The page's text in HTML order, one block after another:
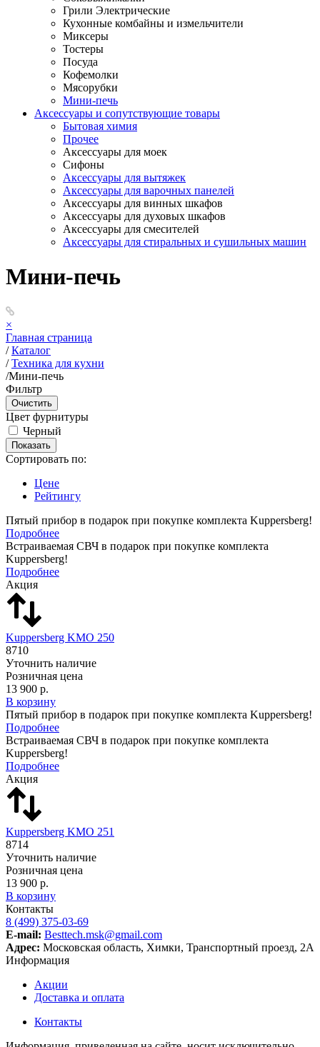
Грили Электрические
Кухонные комбайны и измельчители
Миксеры
Тостеры
Посуда
Кофемолки
Мясорубки
Мини-печь
Аксессуары и сопутствующие товары
Бытовая химия
Прочее
Аксессуары для моек
Сифоны
Аксессуары для вытяжек
Аксессуары для варочных панелей
Аксессуары для винных шкафов
Аксессуары для духовых шкафов
Аксессуары для смесителей
Аксессуары для стиральных и сушильных машин
Мини-печь
×
Главная страница
/ Каталог
/ Техника для кухни
/Мини-печь
Фильтр
Цвет фурнитуры
Черный
Сортировать по:
Цене
Рейтингу
Пятый прибор в подарок при покупке комплекта Kuppersberg!
Подробнее
Встраиваемая СВЧ в подарок при покупке комплекта
Kuppersberg!
Подробнее
Акция
Kuppersberg KMO 250
8710
Уточнить наличие
Розничная цена
13 900 р.
В корзину
Пятый прибор в подарок при покупке комплекта Kuppersberg!
Подробнее
Встраиваемая СВЧ в подарок при покупке комплекта
Kuppersberg!
Подробнее
Акция
Kuppersberg KMO 251
8714
Уточнить наличие
Розничная цена
13 900 р.
В корзину
Контакты
8 (499) 375-03-69
E-mail: Besttech.msk@gmail.com
Адрес: Московская область, Химки, Транспортный проезд, 2А
Информация
Акции
Доставка и оплата
Контакты